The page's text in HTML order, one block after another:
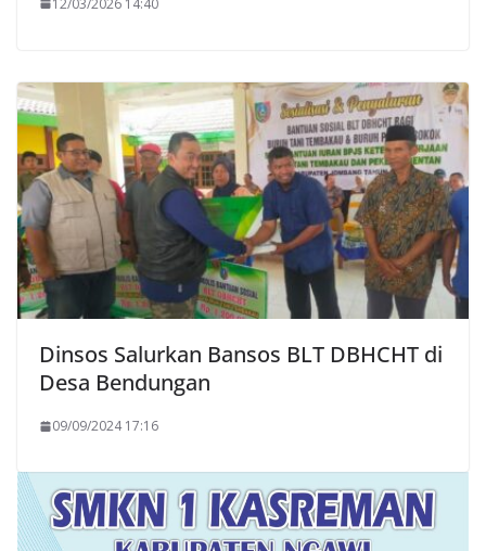
Dinsos Salurkan Bansos BLT DBHCHT di
Desa Bendungan
09/09/2024 17:16